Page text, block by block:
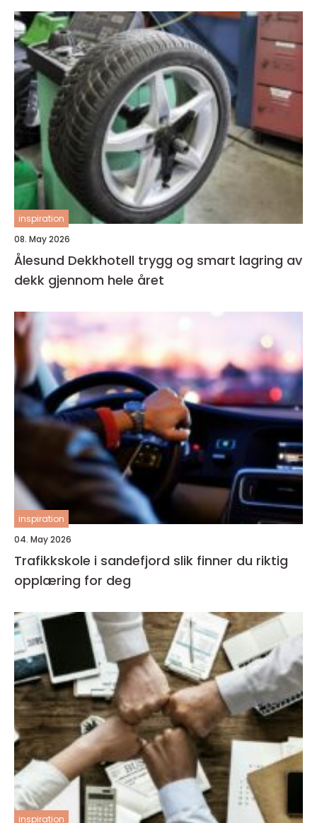
inspiration
08. May 2026
Ålesund Dekkhotell trygg og smart lagring av
dekk gjennom hele året
inspiration
04. May 2026
Trafikkskole i sandefjord slik finner du riktig
opplæring for deg
inspiration